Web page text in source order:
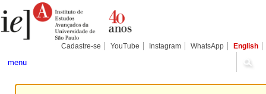
para
conteúdo.
Pessoais
Cadastre-se YouTube Instagram WhatsApp English
menu